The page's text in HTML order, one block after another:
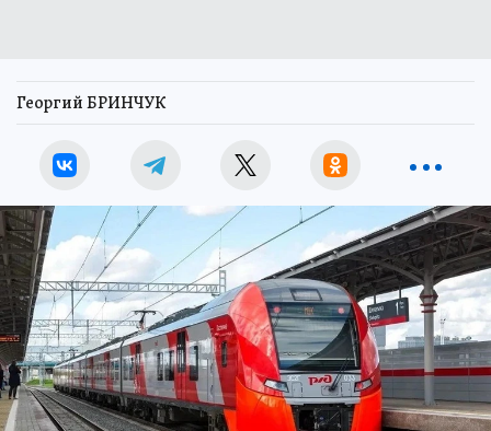
Георгий БРИНЧУК